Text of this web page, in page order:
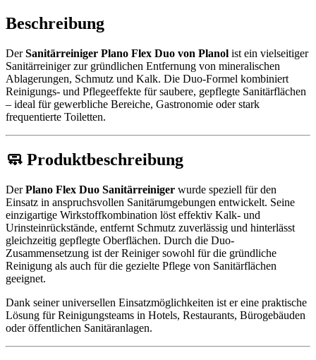
Sanitär
und
Menge
Beschreibung
DerSanitärreiniger Plano Flex Duo von Planol ist ein vielseitiger
Sanitärreiniger zur gründlichen Entfernung von mineralischen
Ablagerungen, Schmutz und Kalk. Die Duo-Formel kombiniert
Reinigungs- und Pflegeeffekte für saubere, gepflegte Sanitärflächen
– ideal für gewerbliche Bereiche, Gastronomie oder stark
frequentierte Toiletten.
🧼 Produktbeschreibung
DerPlano Flex Duo Sanitärreiniger wurde speziell für den
Einsatz in anspruchsvollen Sanitärumgebungen entwickelt. Seine
einzigartige Wirkstoffkombination löst effektiv Kalk- und
Urinsteinrückstände, entfernt Schmutz zuverlässig und hinterlässt
gleichzeitig gepflegte Oberflächen. Durch die Duo-
Zusammensetzung ist der Reiniger sowohl für die gründliche
Reinigung als auch für die gezielte Pflege von Sanitärflächen
geeignet.
Dank seiner universellen Einsatzmöglichkeiten ist er eine praktische
Lösung für Reinigungsteams in Hotels, Restaurants, Bürogebäuden
oder öffentlichen Sanitäranlagen.